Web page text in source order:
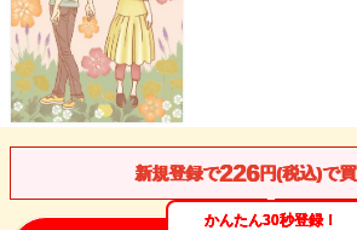
新規登録で226円(税込)で買
かんたん30秒登録！